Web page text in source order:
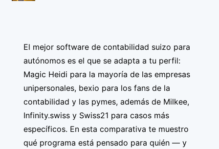
El mejor software de contabilidad suizo para
autónomos es el que se adapta a tu perfil:
Magic Heidi para la mayoría de las empresas
unipersonales, bexio para los fans de la
contabilidad y las pymes, además de Milkee,
Infinity.swiss y Swiss21 para casos más
específicos. En esta comparativa te muestro
qué programa está pensado para quién — y